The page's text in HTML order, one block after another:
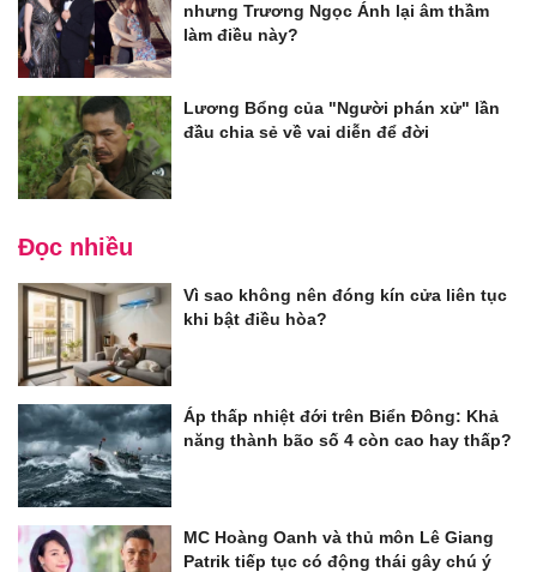
nhưng Trương Ngọc Ánh lại âm thầm
làm điều này?
Lương Bổng của "Người phán xử" lần
đầu chia sẻ về vai diễn để đời
Đọc nhiều
Vì sao không nên đóng kín cửa liên tục
khi bật điều hòa?
Áp thấp nhiệt đới trên Biển Đông: Khả
năng thành bão số 4 còn cao hay thấp?
MC Hoàng Oanh và thủ môn Lê Giang
Patrik tiếp tục có động thái gây chú ý